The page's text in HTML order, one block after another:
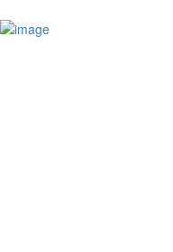
Publica tu Empresa